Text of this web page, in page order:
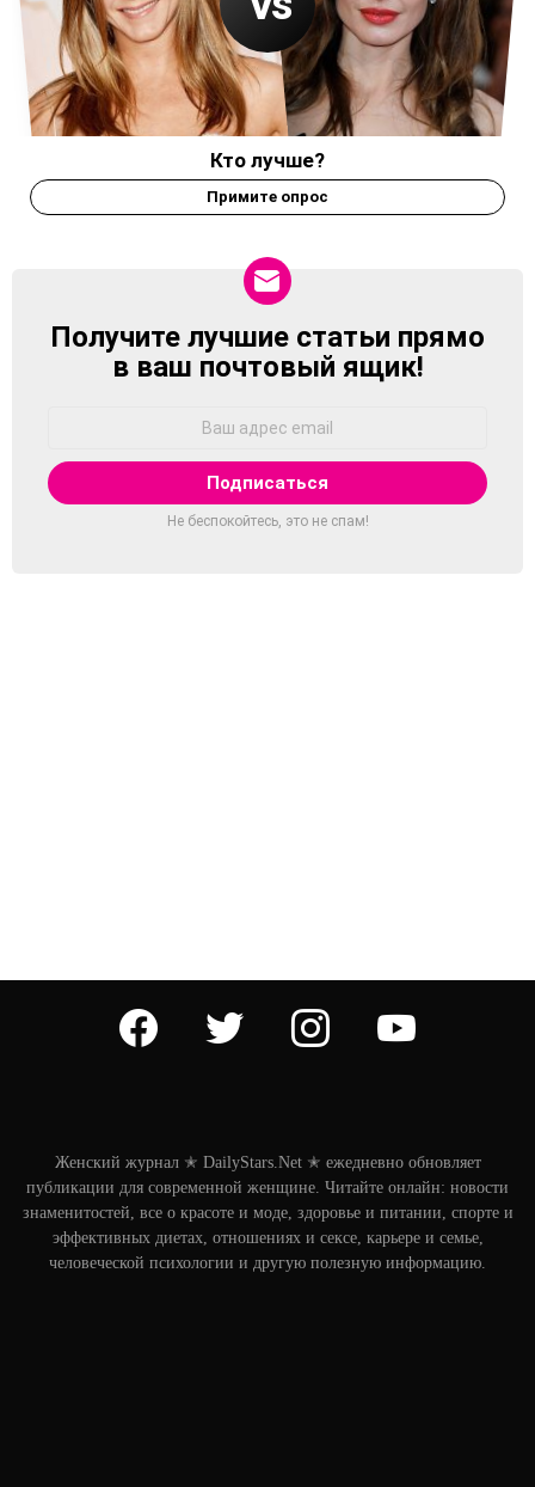
Кто лучше?
Примите опрос
NEWSLETTER
Получите лучшие статьи прямо
в ваш почтовый ящик!
Не беспокойтесь, это не спам!
facebook twitter instagram
Женский журнал ✭ DailyStars.Net ✭ ежедневно обновляет
публикации для современной женщине. Читайте онлайн: новости
знаменитостей, все о красоте и моде, здоровье и питании, спорте и
эффективных диетах, отношениях и сексе, карьере и семье,
человеческой психологии и другую полезную информацию.